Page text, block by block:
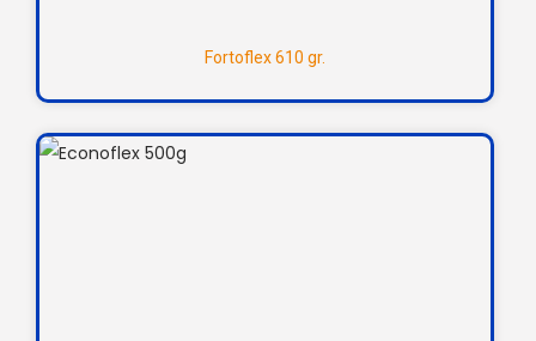
Fortoflex 610 gr.